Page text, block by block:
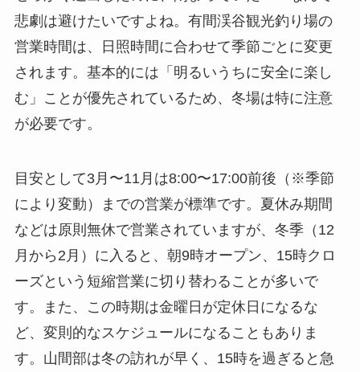
悲劇は避けたいですよね。有間渓谷観光釣り場の
営業時間は、日照時間に合わせて季節ごとに変更
されます。基本的には「明るいうちに安全に楽し
む」ことが優先されているため、冬場は特に注意
が必要です。
目安として3月〜11月は8:00〜17:00前後（※季節
により変動）までの営業が標準です。夏休み期間
などは原則無休で営業されていますが、冬季（12
月から2月）に入ると、朝9時オープン、15時クロ
ーズという短縮営業に切り替わることが多いで
す。また、この時期は金曜日が定休日になるな
ど、変則的なスケジュールになることもありま
す。山間部は冬の訪れが早く、15時を過ぎると急